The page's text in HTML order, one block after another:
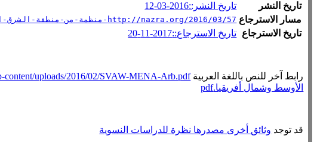
تاريخ النشر
تاريخ النشر::2016-03-12
مسار الاسترجاع http://nazra.org/2016/03/57-منظمة-من-منطقة-الشرق-الاوسط-وشمال-أفريقيا-تطالب-بتعديلات-تشريعية-لمحاربة-العنف-الجنسي-ضد
تاريخ الاسترجاع تاريخ الاسترجاع::2017-11-20
رابط آخر للنص باللغة العربيةuploads/2016/02/SVAW-MENA-Arb.pdf
الأوسط وشمال أفريقيا.pdf
قد توجد وثائق أخرى مصدرها نظرة للدراسات النسوية